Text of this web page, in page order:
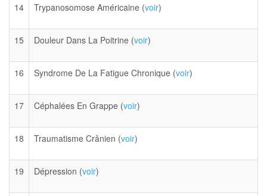
14 Trypanosomose Américaine (voir)
15 Douleur Dans La Poitrine (voir)
16 Syndrome De La Fatigue Chronique (voir)
17 Céphalées En Grappe (voir)
18 Traumatisme Crânien (voir)
19 Dépression (voir)